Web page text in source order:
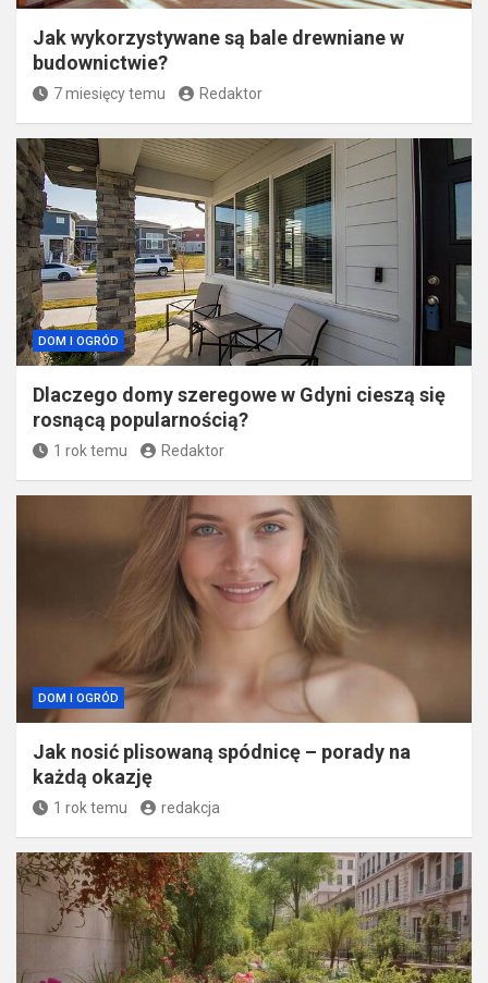
Jak wykorzystywane są bale drewniane w
budownictwie?
7 miesięcy temu Redaktor
DOM I OGRÓD
Dlaczego domy szeregowe w Gdyni cieszą się
rosnącą popularnością?
1 rok temu Redaktor
DOM I OGRÓD
Jak nosić plisowaną spódnicę – porady na
każdą okazję
1 rok temu redakcja